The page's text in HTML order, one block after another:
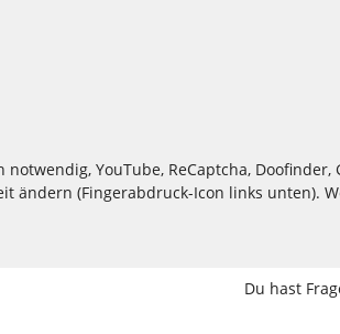
YouTube, ReCaptcha, Doofinder,
ändern (Fingerabdruck-Icon links unten).
Du hast